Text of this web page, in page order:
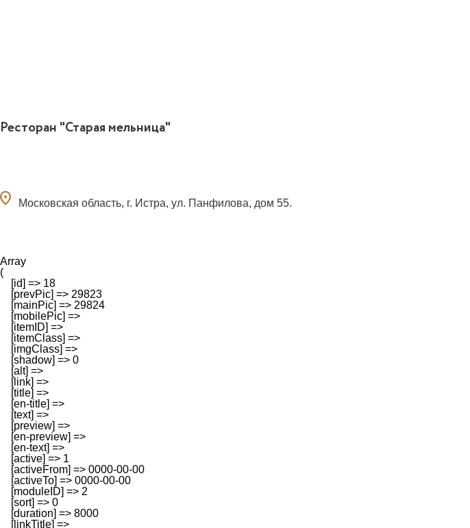
Ресторан "Старая мельница"
Московская область, г. Истра, ул. Панфилова, дом 55.
Array
(
    [id] => 18
    [prevPic] => 29823
    [mainPic] => 29824
    [mobilePic] =>
    [itemID] =>
    [itemClass] =>
    [imgClass] =>
    [shadow] => 0
    [alt] =>
    [link] =>
    [title] =>
    [en-title] =>
    [text] =>
    [preview] =>
    [en-preview] =>
    [en-text] =>
    [active] => 1
    [activeFrom] => 0000-00-00
    [activeTo] => 0000-00-00
    [moduleID] => 2
    [sort] => 0
    [duration] => 8000
    [linkTitle] =>